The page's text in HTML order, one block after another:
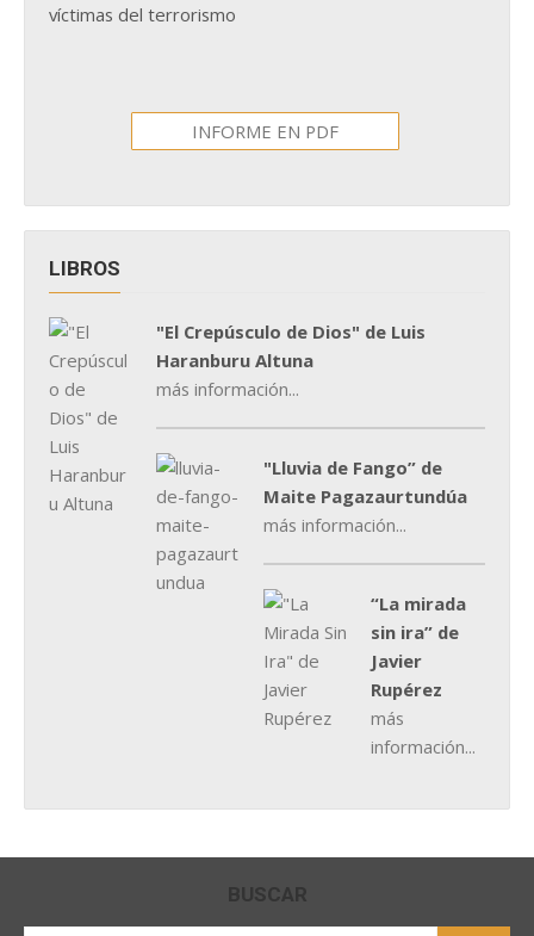
víctimas del terrorismo
INFORME EN PDF
LIBROS
"El Crepúsculo de Dios" de Luis
Haranburu Altuna
más información...
"Lluvia de Fango” de
Maite Pagazaurtundúa
más información...
“La mirada
sin ira” de
Javier
Rupérez
más
información...
BUSCAR